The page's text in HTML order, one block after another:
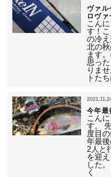
ヴァ
ロヴァ
こん
す！
の冷
北の
ます
思っ
りま
トた
今年最
こん
す。
度目
年最
2人と
を迎
した
く